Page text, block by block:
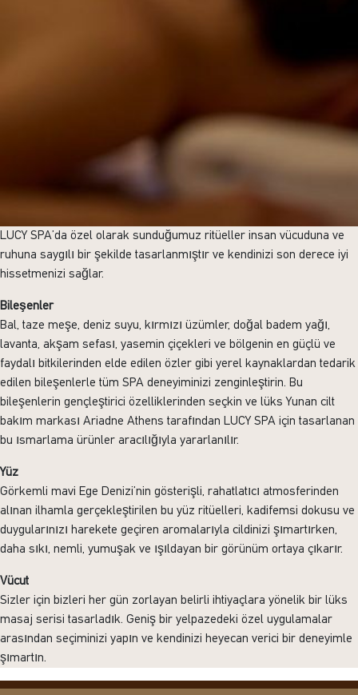
LUCY SPA’da özel olarak sunduğumuz ritüeller insan vücuduna ve
ruhuna saygılı bir şekilde tasarlanmıştır ve kendinizi son derece iyi
hissetmenizi sağlar.
Bileşenler
Bal, taze meşe, deniz suyu, kırmızı üzümler, doğal badem yağı,
lavanta, akşam sefası, yasemin çiçekleri ve bölgenin en güçlü ve
faydalı bitkilerinden elde edilen özler gibi yerel kaynaklardan tedarik
edilen bileşenlerle tüm SPA deneyiminizi zenginleştirin. Bu
bileşenlerin gençleştirici özelliklerinden seçkin ve lüks Yunan cilt
bakım markası Ariadne Athens tarafından LUCY SPA için tasarlanan
bu ısmarlama ürünler aracılığıyla yararlanılır.
Yüz
Görkemli mavi Ege Denizi’nin gösterişli, rahatlatıcı atmosferinden
alınan ilhamla gerçekleştirilen bu yüz ritüelleri, kadifemsi dokusu ve
duygularınızı harekete geçiren aromalarıyla cildinizi şımartırken,
daha sıkı, nemli, yumuşak ve ışıldayan bir görünüm ortaya çıkarır.
Vücut
Sizler için bizleri her gün zorlayan belirli ihtiyaçlara yönelik bir lüks
masaj serisi tasarladık. Geniş bir yelpazedeki özel uygulamalar
arasından seçiminizi yapın ve kendinizi heyecan verici bir deneyimle
şımartın.